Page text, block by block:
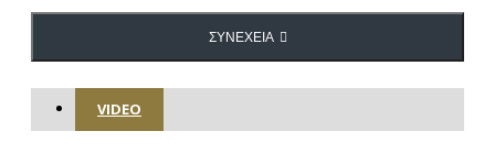
ΣΥΝΈΧΕΙΑ
VIDEO